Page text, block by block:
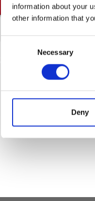
information about your
other information that
Necessary
Deny